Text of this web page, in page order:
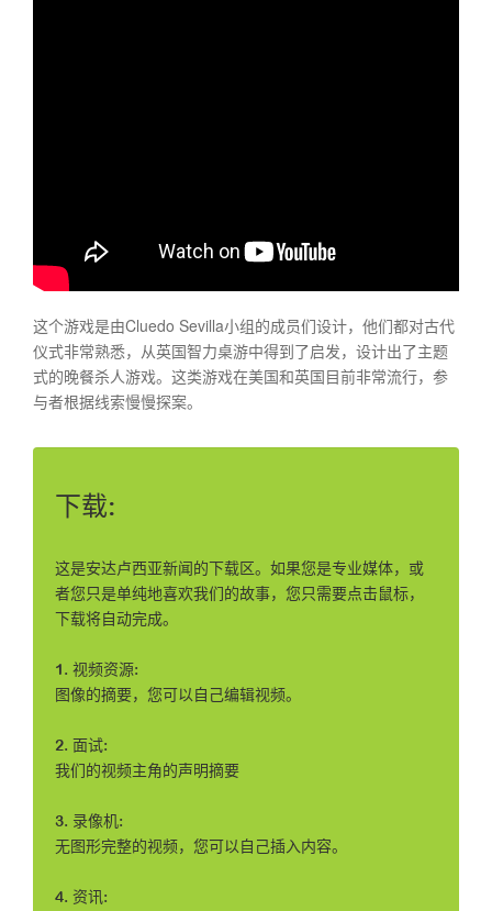
这个游戏是由Cluedo Sevilla小组的成员们设计，他们都对古代
仪式非常熟悉，从英国智力桌游中得到了启发，设计出了主题
式的晚餐杀人游戏。这类游戏在美国和英国目前非常流行，参
与者根据线索慢慢探案。
下载:
这是安达卢西亚新闻的下载区。如果您是专业媒体，或
者您只是单纯地喜欢我们的故事，您只需要点击鼠标，
下载将自动完成。
1. 视频资源:
图像的摘要，您可以自己编辑视频。
2. 面试:
我们的视频主角的声明摘要
3. 录像机:
无图形完整的视频，您可以自己插入内容。
4. 资讯: